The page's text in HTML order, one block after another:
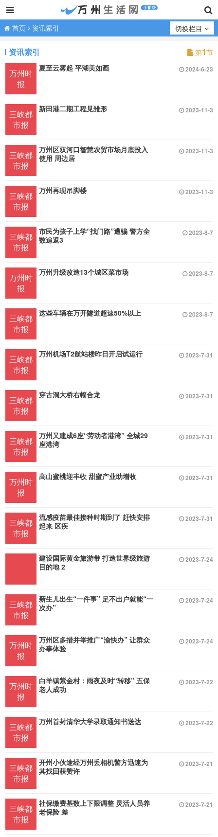
首页 资讯索引 切换栏目
资讯索引 第1节
万州时
报
夏至云雾起 平湖美如画 2024-6-23
三峡都
市报
新田港二期工程见雏形 2023-11-3
三峡都
市报
万州区双河口智慧农贸市场月底投入
使用 周边居
2023-11-3
三峡都
市报
万州再现吊脚楼 2023-11-3
三峡都
市报
市民为孩子上学“找门路”遭骗 警方全
数追返3
2023-8-7
万州时
报
万州升级改造13个城区菜市场 2023-8-7
三峡都
市报
这些车辆在万开隧道超速50%以上 2023-8-7
三峡都
市报
万州机场T2航站楼昨日开启试运行 2023-7-31
三峡都
市报
穿古洞大桥右幅合龙 2023-7-31
三峡都
市报
万州又建成6座“劳动者港湾” 全城29
座港湾
2023-7-31
万州时
报
高山蜜桃迎丰收 甜蜜产业助增收 2023-7-31
三峡都
市报
流感疫苗最佳接种时期到了 赶快安排
起来 区疾
2023-7-31
建设国际黄金旅游带 打造世界级旅游
目的地 2
2023-7-24
三峡都
市报
新生儿出生“一件事” 足不出户就能“一
次办”
2023-7-24
万州时
报
万州区多措并举推广“渝快办” 让群众
办事体验
2023-7-24
万州时
报
白羊镇紫金村：雨夜及时“转移” 五保
老人成功
2023-7-22
三峡都
市报
万州首封清华大学录取通知书送达 2023-7-22
三峡都
市报
开州小伙途经万州丢相机警方迅速为
其找回获赞许
2023-7-21
三峡都
市报
社保缴费基数上下限调整 灵活人员养
老保险 差
2023-7-21